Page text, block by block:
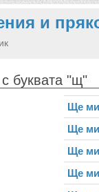
и
буквата "щ"
Ще ми
Ще ми
Ще ми
Ще